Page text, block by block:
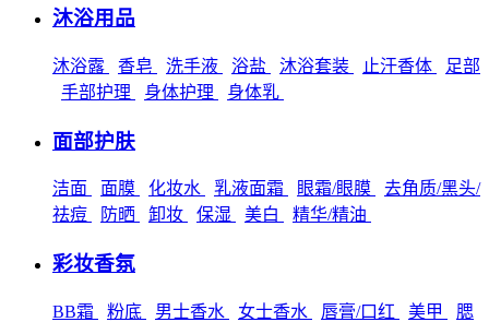
沐浴用品
沐浴露 香皂 洗手液 浴盐 沐浴套装 止汗香体
足部
手部护理
身体护理 身体乳
面部护肤
洁面 面膜 化妆水 乳液面霜 眼霜/眼膜
去角质/黑头/
祛痘
防晒 卸妆 保湿 美白 精华/精油
彩妆香氛
BB霜 粉底 男士香水 女士香水 唇膏/口红 美甲
腮